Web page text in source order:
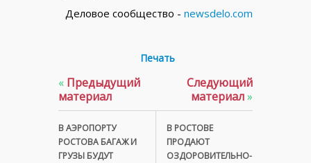
Деловое сообщество - newsdelo.com
Печать
« Предыдущий
материал
В АЭРОПОРТУ
РОСТОВА БАГАЖ И
ГРУЗЫ БУДУТ
Следующий
материал»
В РОСТОВЕ
ПРОДАЮТ
ОЗДОРОВИТЕЛЬНО-